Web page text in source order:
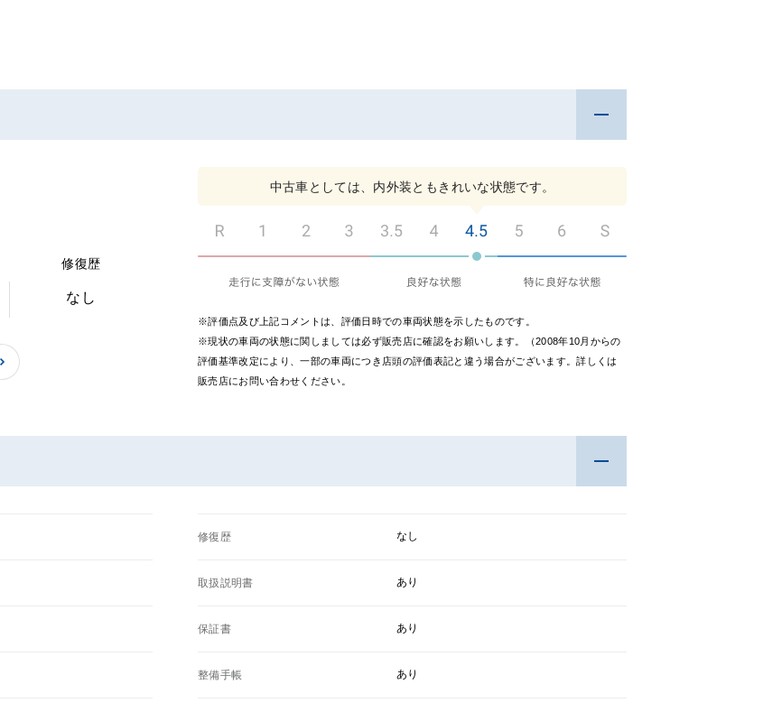
修復歴
なし
中古車としては、内外装ともきれいな状態です。
※評価点及び上記コメントは、評価日時での車両状態を示したものです。
※現状の車両の状態に関しましては必ず販売店に確認をお願いします。（2008年10月からの
評価基準改定により、一部の車両につき店頭の評価表記と違う場合がございます。詳しくは
販売店にお問い合わせください。
修復歴 なし
取扱説明書 あり
保証書 あり
整備手帳 あり